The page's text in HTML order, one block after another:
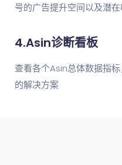
号的广告提升空间以及潜
4.Asin诊断看板
查看各个Asin总体数据指
的解决方案